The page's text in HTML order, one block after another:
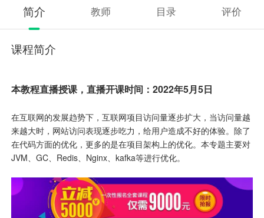
简介 教师 目录 评价
课程简介
本教程直播授课，直播开课时间：2022年5月5日
在互联网的发展趋势下，互联网项目访问量逐步扩大，当访问量越
来越大时，网站访问表现逐步吃力，给用户造成不好的体验。除了
在代码方面的优化，更多的是在项目架构上的优化。本专题主要对
JVM、GC、Redis、Nginx、kafka等进行优化。